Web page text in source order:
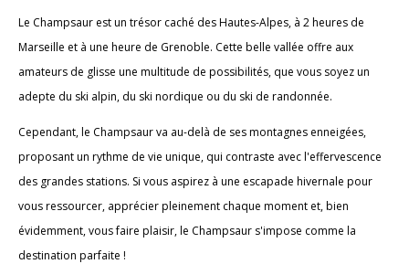
Le Champsaur est un trésor caché des Hautes-Alpes, à 2 heures de
Marseille et à une heure de Grenoble. Cette belle vallée offre aux
amateurs de glisse une multitude de possibilités, que vous soyez un
adepte du ski alpin, du ski nordique ou du ski de randonnée.
Cependant, le Champsaur va au-delà de ses montagnes enneigées,
proposant un rythme de vie unique, qui contraste avec l'effervescence
des grandes stations. Si vous aspirez à une escapade hivernale pour
vous ressourcer, apprécier pleinement chaque moment et, bien
évidemment, vous faire plaisir, le Champsaur s'impose comme la
destination parfaite !